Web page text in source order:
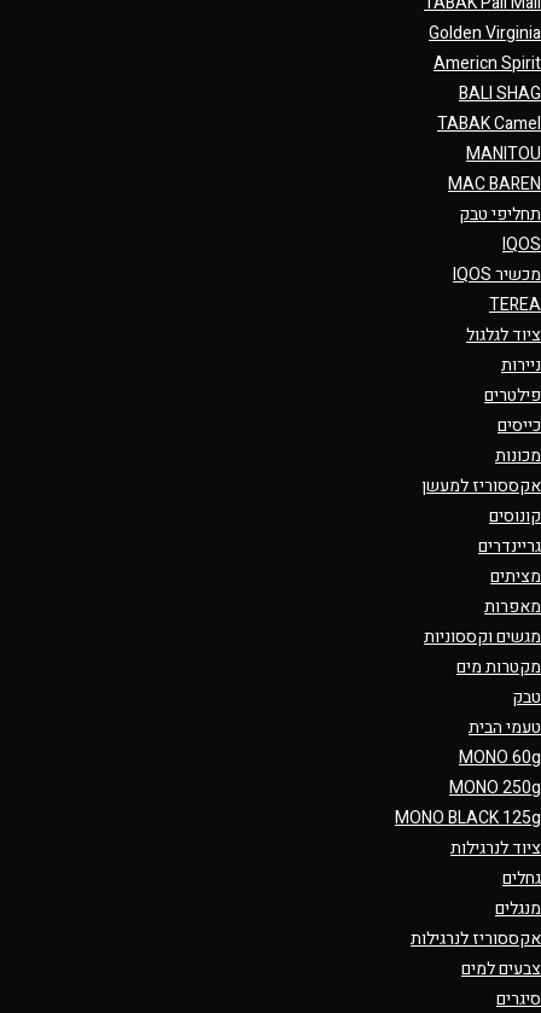
Golden Virginia
Americn Spirit
BALI SHAG
TABAK Camel
MANITOU
MAC BAREN
תחליפי טבק
IQOS
מכשיר IQOS
TEREA
ציוד לגלגול
ניירות
פילטרים
כייסים
מכונות
אקססוריז למעשן
קונוסים
גריינדרים
מציתים
מאפרות
מגשים וקססוניות
מקטרות מים
טבק
טעמי הבית
MONO 60g
MONO 250g
MONO BLACK 125g
ציוד לנרגילות
גחלים
מנגלים
אקססוריז לנרגילות
צבעים למים
סיגרים